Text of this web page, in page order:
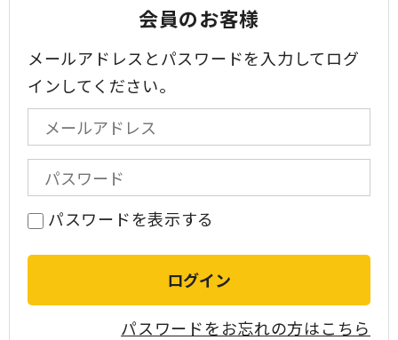
会員のお客様
メールアドレスとパスワードを入力してログ
インしてください。
パスワードを表示する
パスワードをお忘れの方はこちら